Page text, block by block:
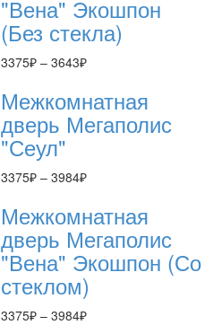
"Вена" Экошпон
(Без стекла)
3375₽ – 3643₽Диапазон
3375₽
–
3643₽
Межкомнатная
дверь Мегаполис
"Сеул"
3375₽ – 3984₽Диапазон
3375₽
–
3984₽
Межкомнатная
дверь Мегаполис
"Вена" Экошпон (Со
стеклом)
3375₽ – 3984₽Диапазон